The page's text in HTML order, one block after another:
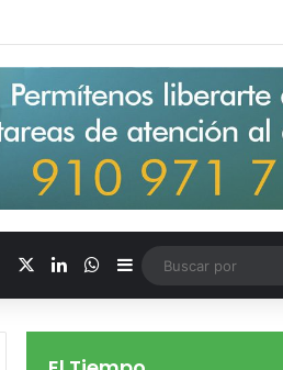
los salarios de entrada un 15%
LinkedInWhatsApp
Barra lateral